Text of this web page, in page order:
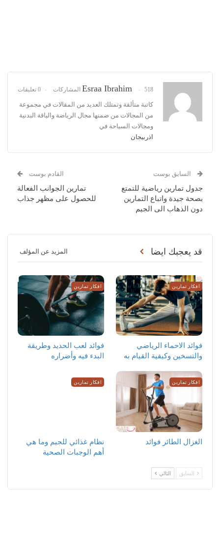
Esraa Ibrahim 518 المشاركات 0 تعليقات
كاتبة متألقة وتمتلك العديد من المقالات في مجموعة
من المجالات من ضمنها مجال الرياضة والياقة البدنية
ومجالات السياحة في
اذربيجان
السابق بوست
جدول تمارين رياضية للتمتع
بصحة جيدة واتباع التمارين
دون الذهاب الى الجيم
القادم بوست
تمارين الجوانب الفعالة
للحصول على مظهر جذاب
قد يعجبك ايضا المزيد عن المؤلف
افكار تمارين
‏فوائد الاحماء الرياضي
والتسخين وكيفية القيام به
افكار تمارين
فوائد لعب الحديد وطريقة
البدء فيه وأضراره
افكار تمارين
الغزال الطائر فوائد
افكار تمارين
نظام غذائي للجيم وما هي
أهم الوجبات الصحية
السابق التالي